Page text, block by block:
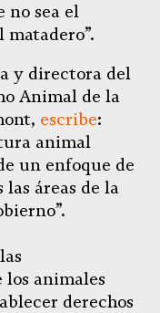
no sea el
y directora del
Animal de la
escribe:
animal
un enfoque de
áreas de la
los animales
derechos